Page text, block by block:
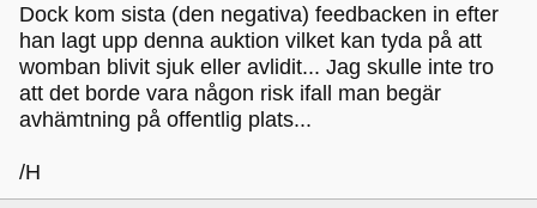
Dock kom sista (den negativa) feedbacken in efter
han lagt upp denna auktion vilket kan tyda på att
womban blivit sjuk eller avlidit... Jag skulle inte tro
att det borde vara någon risk ifall man begär
avhämtning på offentlig plats...
/H